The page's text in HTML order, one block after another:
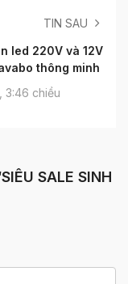
TIN SAU
led 220V và 12V
thông minh
3:46 chiều
SALE SINH